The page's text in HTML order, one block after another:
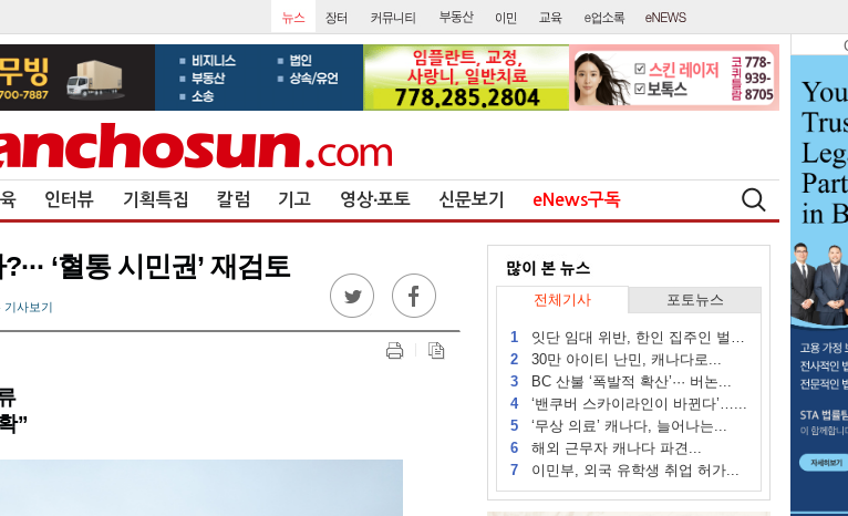
인터뷰 기획특집 칼럼 기고 영상∙포토 신문보기 eNews구독
‘혈통 시민권’ 재검토
기사보기
”
전체기사 포토뉴스
1잇단 임대 위반, 한인 집주인 벌금...
230만 아이티 난민, 캐나다로...
3BC 산불 ‘폭발적 확산’··· 버논...
4‘밴쿠버 스카이라인이 바뀐다’…...
5‘무상 의료’ 캐나다, 늘어나는...
6해외 근무자 캐나다 파견...
7이민부, 외국 유학생 취업 허가...